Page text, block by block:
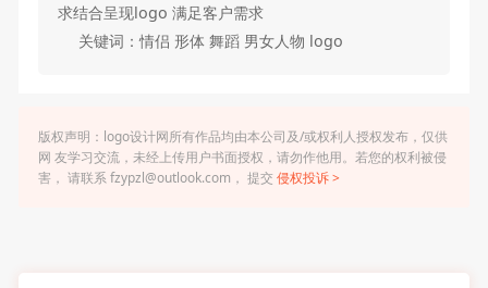
求结合呈现logo 满足客户需求
关键词：情侣 形体 舞蹈 男女人物 logo
版权声明：logo设计网所有作品均由本公司及/或权利人授权发布，仅供
网 友学习交流，未经上传用户书面授权，请勿作他用。若您的权利被侵
害， 请联系 fzypzl@outlook.com， 提交 侵权投诉 >